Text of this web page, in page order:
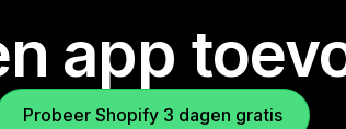
app
Probeer Shopify 3 dagen gratis